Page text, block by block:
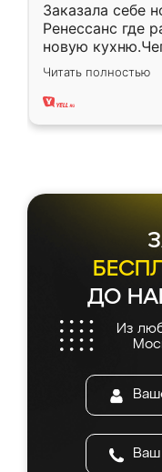
Заказала себе
Ренессанс где
новую
вполне
два года,
Читать полностью
ДО
Из